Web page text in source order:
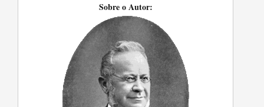
Sobre o Autor: